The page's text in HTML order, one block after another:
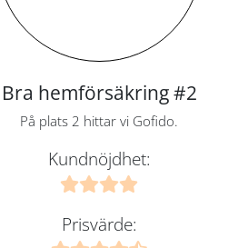
Bra hemförsäkring #2
På plats 2 hittar vi Gofido.
Kundnöjdhet:
Prisvärde: